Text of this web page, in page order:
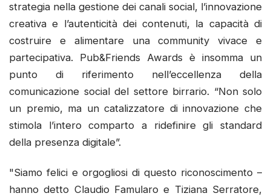
strategia nella gestione dei canali social, l’innovazione
creativa e l’autenticità dei contenuti, la capacità di
costruire e alimentare una community vivace e
partecipativa. Pub&Friends Awards è insomma un
punto di riferimento nell’eccellenza della
comunicazione social del settore birrario. “Non solo
un premio, ma un catalizzatore di innovazione che
stimola l’intero comparto a ridefinire gli standard
della presenza digitale”.
"Siamo felici e orgogliosi di questo riconoscimento –
hanno detto Claudio Famularo e Tiziana Serratore,